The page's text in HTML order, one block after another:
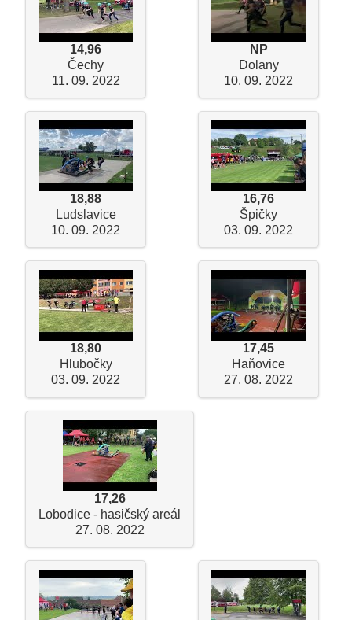
14,96
Čechy
11. 09. 2022
NP
Dolany
10. 09. 2022
18,88
Ludslavice
10. 09. 2022
16,76
Špičky
03. 09. 2022
18,80
Hlubočky
03. 09. 2022
17,45
Haňovice
27. 08. 2022
17,26
Lobodice - hasičský areál
27. 08. 2022